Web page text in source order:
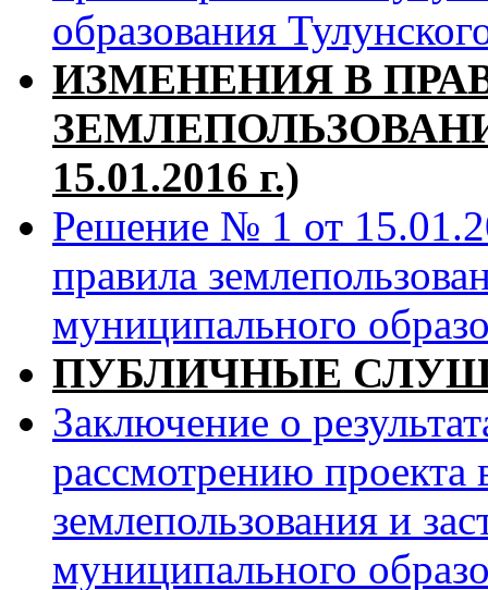
образования
ИЗМЕНЕНИЯ В
15.01.2016 г.)
Решение № 1 от
правила
муниципального
ПУБЛИЧНЫЕ
Заключение о
рассмотрению проекта
землепользования и
муниципального